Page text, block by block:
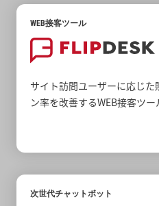
WEB接客ツール
サイト訪問ユーザーに応じ
ン率を改善するWEB接客ツー
次世代チャットボット